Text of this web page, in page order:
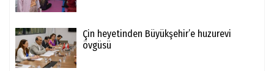
Çin heyetinden Büyükşehir’e huzurevi
övgüsü